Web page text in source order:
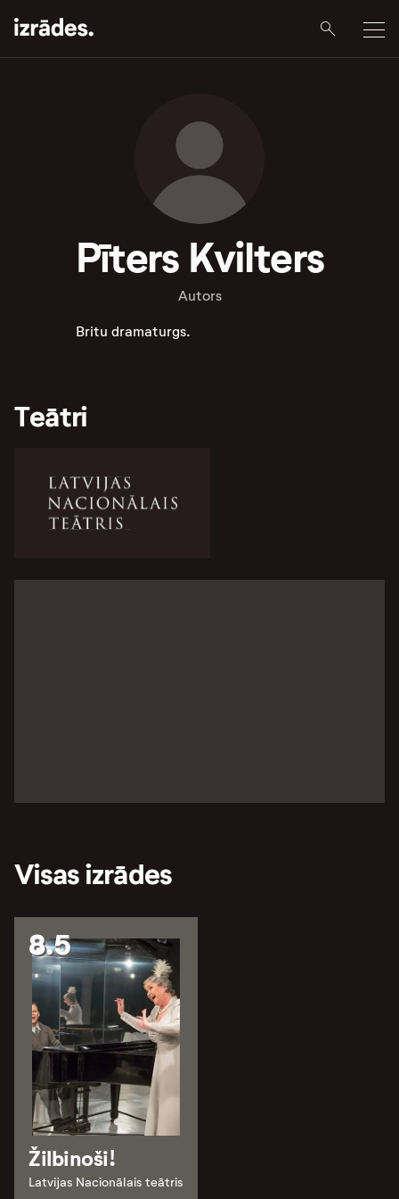
Pīters Kvilters
Autors
Britu dramaturgs.
Teātri
Visas izrādes
8.5
Žilbinoši!
Latvijas Nacionālais teātris